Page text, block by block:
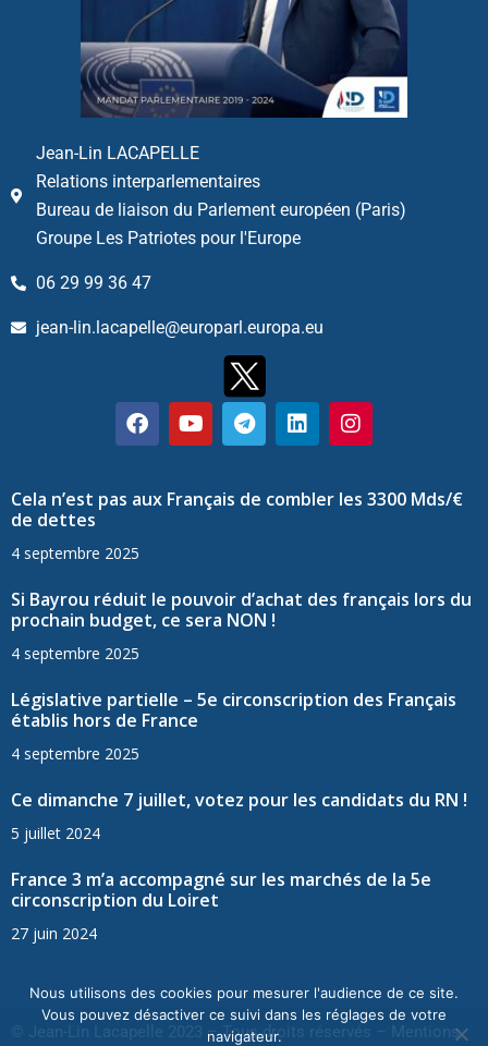
Jean-Lin LACAPELLE
Relations interparlementaires
Bureau de liaison du Parlement européen (Paris)
Groupe Les Patriotes pour l'Europe
06 29 99 36 47
jean-lin.lacapelle@europarl.europa.eu
Cela n’est pas aux Français de combler les 3300 Mds/€
de dettes
4 septembre 2025
Si Bayrou réduit le pouvoir d’achat des français lors du
prochain budget, ce sera NON !
4 septembre 2025
Législative partielle – 5e circonscription des Français
établis hors de France
4 septembre 2025
Ce dimanche 7 juillet, votez pour les candidats du RN !
5 juillet 2024
France 3 m’a accompagné sur les marchés de la 5e
circonscription du Loiret
27 juin 2024
© Jean-Lin Lacapelle 2023 – Tous droits réservés – Mentions
Nous utilisons des cookies pour mesurer l'audience de ce site.
Vous pouvez désactiver ce suivi dans les réglages de votre
navigateur.